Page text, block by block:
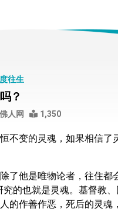
往生
？
佛人网 1,350
不变的灵魂，如果相信了
了他是唯物论者，往住
究的也就是灵魂。基督教
的作善作恶，死后的灵